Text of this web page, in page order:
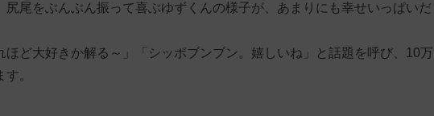
尻尾をぶんぶん振って喜ぶゆずくんの様子が、あまりにも幸せいっぱいだ
ほど大好きか解る～」「シッポブンブン。嬉しいね」と話題を呼び、10万
。